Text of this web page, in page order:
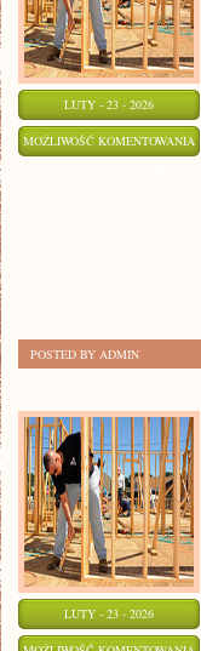
LUTY - 23 - 2026
MOŻLIWOŚĆ KOMENTOWANIA
POSTED BY ADMIN
LUTY - 23 - 2026